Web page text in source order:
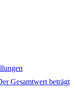
Gesamtwert beträgt